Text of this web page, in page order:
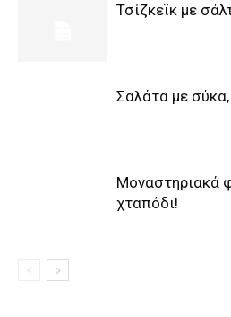
Τσίζκεϊκ με
Σαλάτα με σύκα,
Μοναστηριακά
χταπόδι!